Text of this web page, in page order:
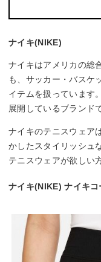
ナイキ(NIKE)
ナイキはアメリカの総
も、サッカー・バスケ
イテムを扱っています
展開しているブランド
ナイキのテニスウェア
かしたスタイリッシュ
テニスウェアが欲しい
ナイキ(NIKE) ナイキ